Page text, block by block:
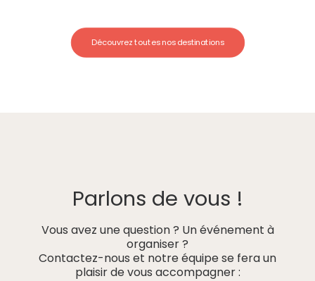
Découvrez toutes nos destinations
Parlons de vous !
Vous avez une question ? Un événement à
organiser ?
Contactez-nous et notre équipe se fera un
plaisir de vous accompagner :